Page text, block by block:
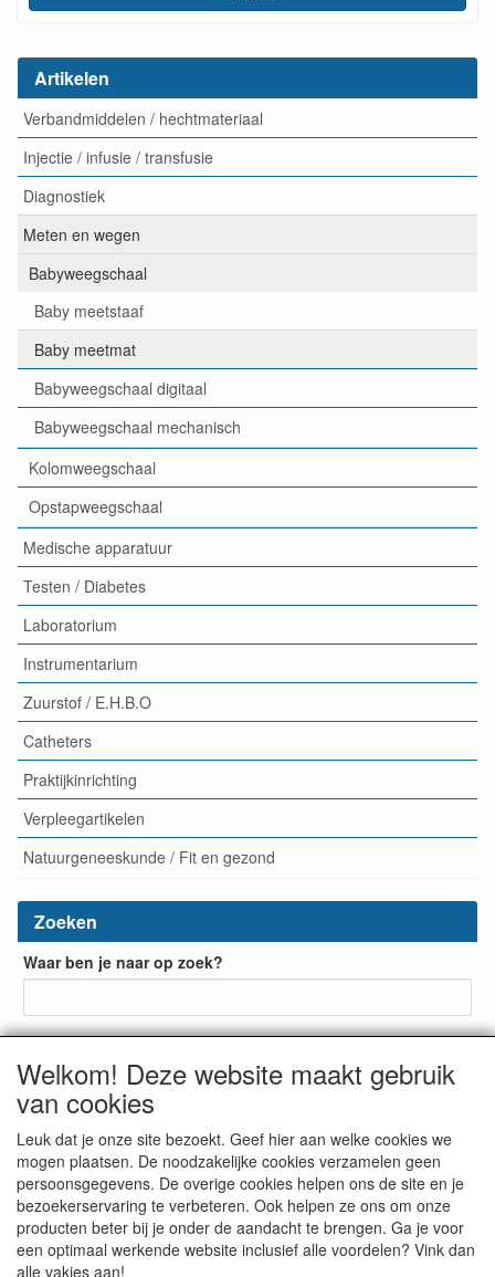
Welkom! Deze website maakt gebruik
van cookies
Leuk dat je onze site bezoekt. Geef hier aan welke cookies we
mogen plaatsen. De noodzakelijke cookies verzamelen geen
persoonsgegevens. De overige cookies helpen ons de site en je
bezoekerservaring te verbeteren. Ook helpen ze ons om onze
producten beter bij je onder de aandacht te brengen. Ga je voor
een optimaal werkende website inclusief alle voordelen? Vink dan
alle vakjes aan!
Artikelen
Verbandmiddelen / hechtmateriaal
Injectie / infusie / transfusie
Diagnostiek
Meten en wegen
Babyweegschaal
Baby meetstaaf
Baby meetmat
Babyweegschaal digitaal
Babyweegschaal mechanisch
Kolomweegschaal
Opstapweegschaal
Medische apparatuur
Testen / Diabetes
Laboratorium
Instrumentarium
Zuurstof / E.H.B.O
Catheters
Praktijkinrichting
Verpleegartikelen
Natuurgeneeskunde / Fit en gezond
Zoeken
Waar ben je naar op zoek?
De Bruin Medische GroothandelBeuklaan 412951 BD
AlblasserdamThe Netherlandstel: + 31 (0) 523-237993
info@bruinmedisch.nl